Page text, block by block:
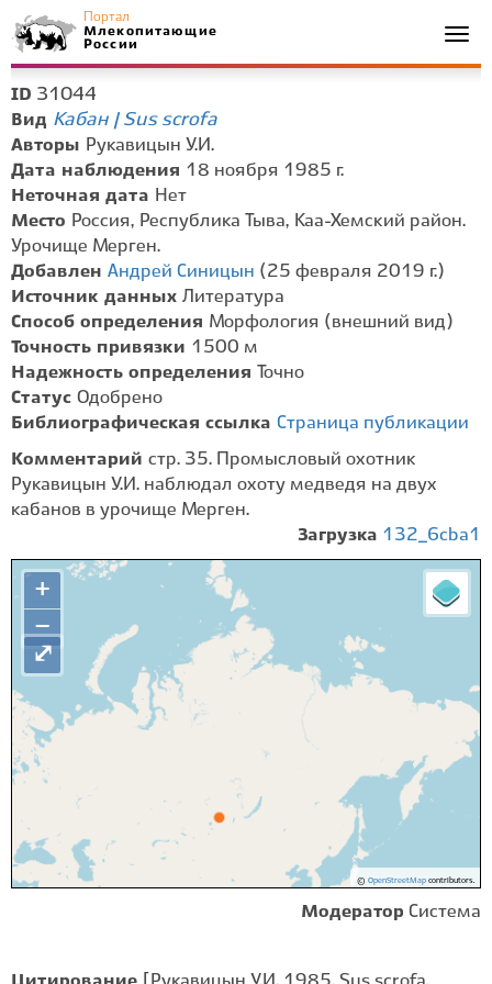
Портал
Млекопитающие
России
ID 31044
Вид Кабан | Sus scrofa
Авторы Рукавицын У.И.
Дата наблюдения 18 ноября 1985 г.
Неточная дата Нет
Место Россия, Республика Тыва, Каа-Хемский район.
Урочище Мерген.
Добавлен Андрей Синицын (25 февраля 2019 г.)
Источник данных Литература
Способ определения Морфология (внешний вид)
Точность привязки 1500 м
Надежность определения
Точно
Статус Одобрено
Библиографическая ссылка Страница публикации
Комментарий стр. 35. Промысловый охотник
Рукавицын У.И. наблюдал охоту медведя на двух
кабанов в урочище Мерген.
Загрузка 132_6cba1
+
−
© OpenStreetMapcontributors.
⤢
Модератор Система